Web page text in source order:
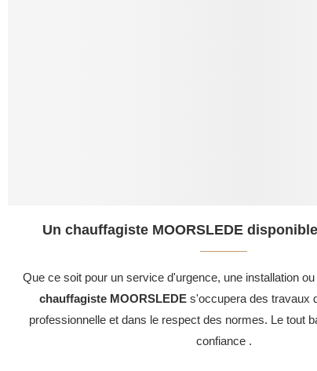
Un chauffagiste MOORSLEDE
Que ce soit pour un service d'urgence, une installation
chauffagiste MOORSLEDE s'occupera des travaux
professionnelle et dans le respect des normes. Le tout
confiance .